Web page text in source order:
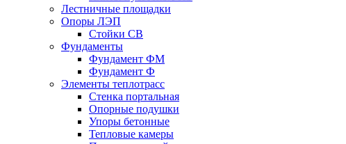
Лестничные площадки
Опоры ЛЭП
Стойки СВ
Фундаменты
Фyндамент ФМ
Фyндамент Ф
Элементы теплотрасс
Стенка портальная
Опорные подушки
Упоры бетонные
Тепловые камеры